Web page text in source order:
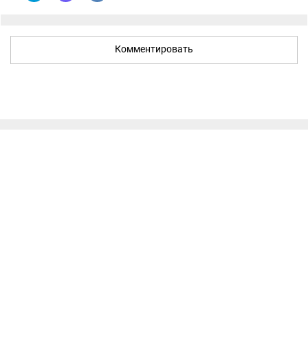
Комментировать